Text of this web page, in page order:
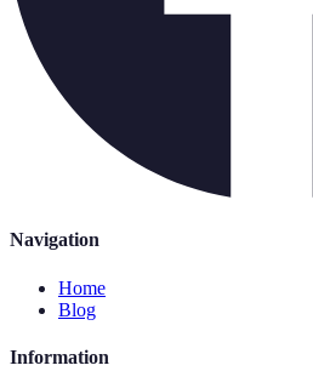
Navigation
Home
Blog
Information